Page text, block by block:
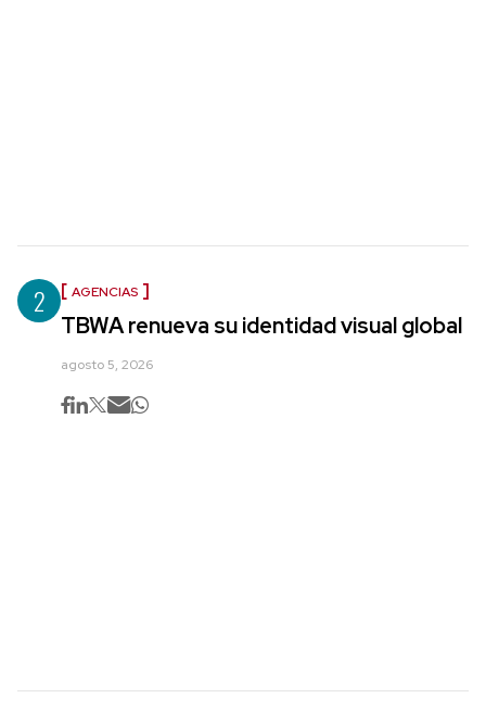
2 AGENCIAS
TBWA renueva su identidad visual global
agosto 5, 2026